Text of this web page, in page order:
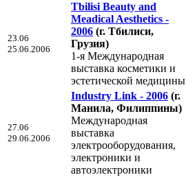
23.06
25.06.2006
Tbilisi Beauty and
Meadical Aesthetics -
2006 (г. Тбилиси,
Грузия)
1-я Международная
выставка косметики и
эстетической медицины
27.06
29.06.2006
Industry Link - 2006 (г.
Манила, Филиппины)
Международная
выставка
электрооборудования,
электроники и
автоэлектроники